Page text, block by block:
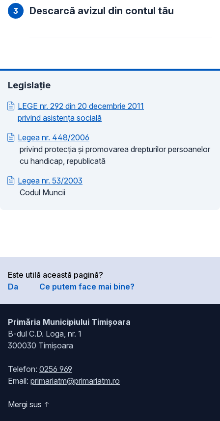
Descarcă avizul din contul tău
Legislație
LEGE nr. 292 din 20 decembrie 2011
privind asistența socială
Legea nr. 448/2006
privind protecția și promovarea drepturilor persoanelor
cu handicap, republicată
Legea nr. 53/2003
Codul Muncii
Este utilă această pagină?
Da
Ce putem face mai bine?
Primăria Municipiului Timișoara
B-dul C.D. Loga, nr. 1
300030 Timișoara
Telefon: 0256 969
Email: primariatm@primariatm.ro
Mergi sus